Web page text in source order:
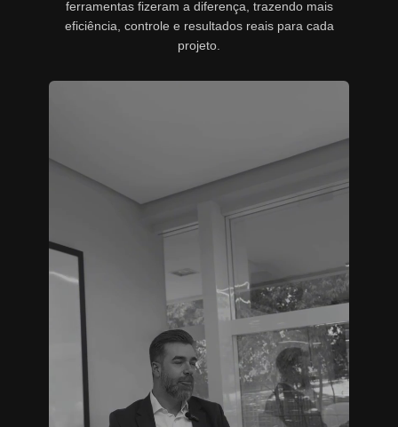
ferramentas fizeram a diferença, trazendo mais
eficiência, controle e resultados reais para cada
projeto.